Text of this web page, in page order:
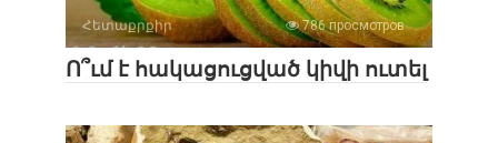
Հետաքրքիր 786 просмотров
Ո՞ւմ է հակացուցված կիվի ուտել